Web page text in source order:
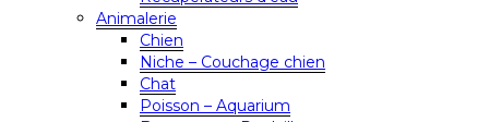
Animalerie
Chien
Niche – Couchage chien
Chat
Poisson – Aquarium